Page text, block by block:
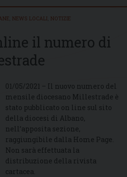
NEWS LOCALI NOTIZIE
il numero di
01/05/2021 – Il nuovo numero del
mensile diocesano Millestrade è
stato pubblicato on line sul sito
della diocesi di Albano,
nell’apposita sezione,
raggiungibile dalla Home Page.
Non sarà effettuata la
distribuzione della rivista
cartacea.